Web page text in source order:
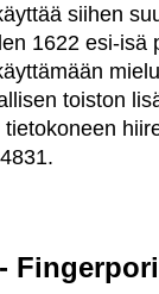
siihen
1622 esi-isä
toiston